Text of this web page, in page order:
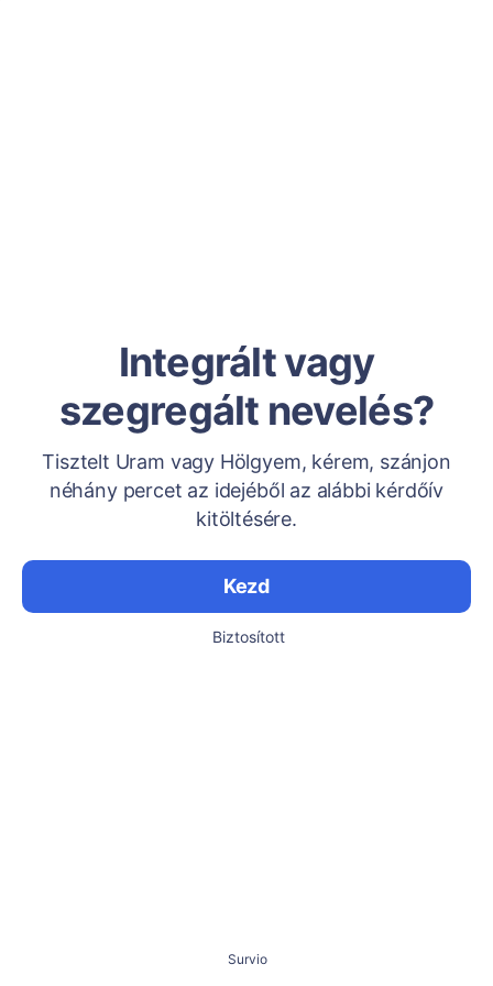
Integrált vagy
szegregált nevelés?
Tisztelt Uram vagy Hölgyem, kérem, szánjon
néhány percet az idejéből az alábbi kérdőív
kitöltésére.
Kezd
Biztosított
Survio